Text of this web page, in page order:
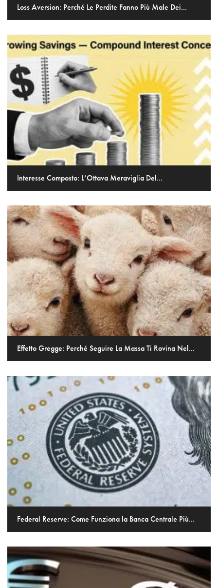
Loss Aversion: Perché Le Perdite Fanno Più Male Dei...
Interesse Composto: L’Ottava Meraviglia Del...
Effetto Gregge: Perché Seguire La Massa Ti Rovina Nel...
Federal Reserve: Come Funziona la Banca Centrale Più...